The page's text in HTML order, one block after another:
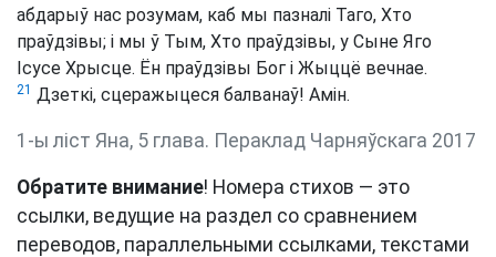
абдарыў нас розумам, каб мы пазналі Таго, Хто
праўдзівы; і мы ў Тым, Хто праўдзівы, у Сыне Яго
Ісусе Хрысце. Ён праўдзівы Бог і Жыццё вечнае.
21 Дзеткі, сцеражыцеся балванаў! Амін.
1-ы ліст Яна, 5 глава. Пераклад Чарняўскага 2017
Обратите внимание! Номера стихов — это
ссылки, ведущие на раздел со сравнением
переводов, параллельными ссылками, текстами